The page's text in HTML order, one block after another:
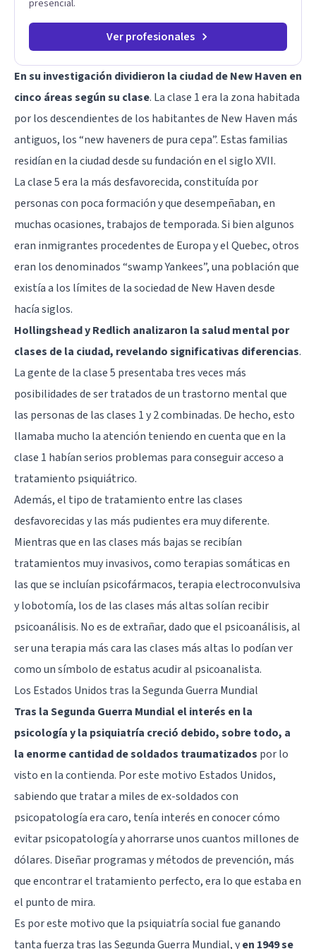
presencial.
Ver profesionales
En su investigación dividieron la ciudad de New Haven en
cinco áreas según su clase. La clase 1 era la zona habitada
por los descendientes de los habitantes de New Haven más
antiguos, los “new haveners de pura cepa”. Estas familias
residían en la ciudad desde su fundación en el siglo XVII.
La clase 5 era la más desfavorecida, constituída por
personas con poca formación y que desempeñaban, en
muchas ocasiones, trabajos de temporada. Si bien algunos
eran inmigrantes procedentes de Europa y el Quebec, otros
eran los denominados “swamp Yankees”, una población que
existía a los límites de la sociedad de New Haven desde
hacía siglos.
Hollingshead y Redlich analizaron la salud mental por
clases de la ciudad, revelando significativas diferencias.
La gente de la clase 5 presentaba tres veces más
posibilidades de ser tratados de un trastorno mental que
las personas de las clases 1 y 2 combinadas. De hecho, esto
llamaba mucho la atención teniendo en cuenta que en la
clase 1 habían serios problemas para conseguir acceso a
tratamiento psiquiátrico.
Además, el tipo de tratamiento entre las clases
desfavorecidas y las más pudientes era muy diferente.
Mientras que en las clases más bajas se recibían
tratamientos muy invasivos, como terapias somáticas en
las que se incluían psicofármacos, terapia electroconvulsiva
y lobotomía, los de las clases más altas solían recibir
psicoanálisis. No es de extrañar, dado que el psicoanálisis, al
ser una terapia más cara las clases más altas lo podían ver
como un símbolo de estatus acudir al psicoanalista.
Los Estados Unidos tras la Segunda Guerra Mundial
Tras la Segunda Guerra Mundial el interés en la
psicología y la psiquiatría creció debido, sobre todo, a
la enorme cantidad de soldados traumatizados por lo
visto en la contienda. Por este motivo Estados Unidos,
sabiendo que tratar a miles de ex-soldados con
psicopatología era caro, tenía interés en conocer cómo
evitar psicopatología y ahorrarse unos cuantos millones de
dólares. Diseñar programas y métodos de prevención, más
que encontrar el tratamiento perfecto, era lo que estaba en
el punto de mira.
Es por este motivo que la psiquiatría social fue ganando
tanta fuerza tras las Segunda Guerra Mundial, yen 1949 se